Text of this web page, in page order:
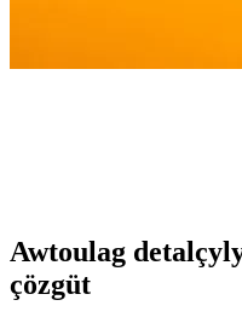
Awtoulag
çözgüt